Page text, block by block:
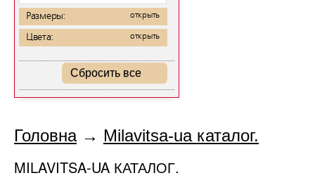
Размеры: открыть
Цвета: открыть
Сбросить все
Головна→ Milavitsa-ua каталог.
MILAVITSA-UA КАТАЛОГ.